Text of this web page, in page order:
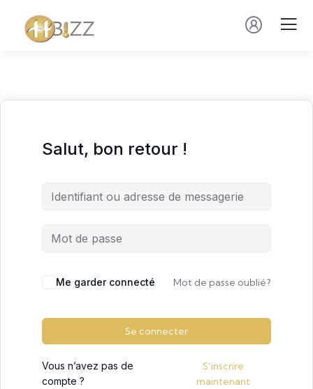
Salut, bon retour !
Me garder connecté Mot de passe oublié?
Se connecter
Vous n’avez pas de
compte ?
S’inscrire
maintenant